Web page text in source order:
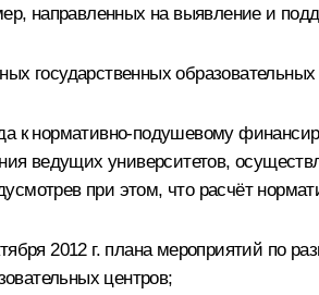
направленных на выявление и
государственных
к нормативно-подушевому
ведущих университетов,
при этом, что расчёт
2012 г. плана мероприятий по
центров;